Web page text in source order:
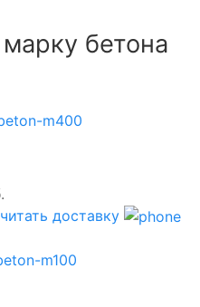
бетона
m400
доставку
m100